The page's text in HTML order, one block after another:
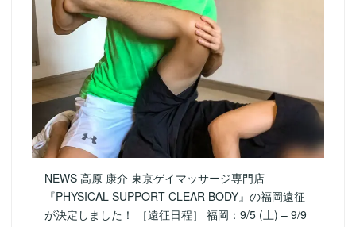
NEWS 高原 康介 東京ゲイマッサージ専門店
『PHYSICAL SUPPORT CLEAR BODY』の福岡遠征
が決定しました！ ［遠征日程］ 福岡：9/5 (土) – 9/9